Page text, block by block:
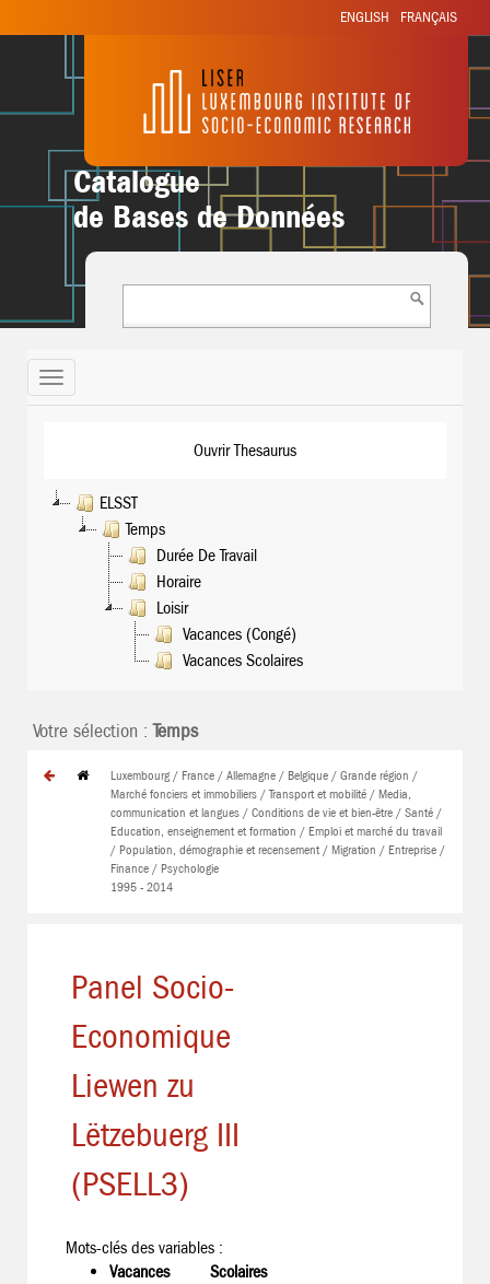
ENGLISH FRANÇAIS
Catalogue
de Bases de Données
Toggle
navigation
Ouvrir Thesaurus
ELSST
Temps
Durée De Travail
Horaire
Loisir
Vacances (Congé)
Vacances Scolaires
Votre sélection :Temps
Luxembourg / France / Allemagne / Belgique / Grande région /
Marché fonciers et immobiliers / Transport et mobilité / Media,
communication et langues / Conditions de vie et bien-être / Santé /
Education, enseignement et formation / Emploi et marché du travail
/ Population, démographie et recensement / Migration / Entreprise /
Finance / Psychologie
1995 - 2014
Panel Socio-
Economique
Liewen zu
Lëtzebuerg III
(PSELL3)
Mots-clés des variables :
Vacances Scolaires